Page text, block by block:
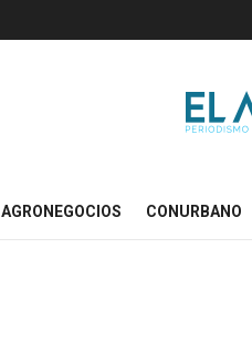
AGRONEGOCIOS CONURBANO